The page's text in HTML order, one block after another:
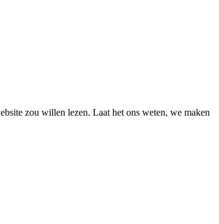
zou willen lezen. Laat het ons weten, we maken